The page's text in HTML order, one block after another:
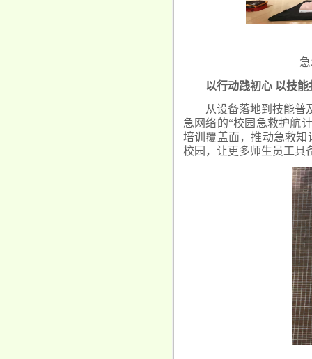
以行动践初心 以技能
从设备落地到技能普
急网络的“校园急救护航
培训覆盖面，推动急救知
校园，让更多师生员工具